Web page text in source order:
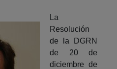
La
Resolución
de la DGRN
de 20 de
diciembre de